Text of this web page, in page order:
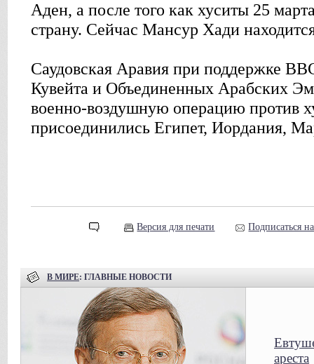
Аден, а после того как хуситы 25
страну. Сейчас Мансур Хади
Саудовская Аравия при поддержке
Кувейта и Объединенных Арабских
военно-воздушную операцию против
присоединились Египет, Иордания,
Версия для печати Подписаться
В МИРЕ: ГЛАВНЫЕ НОВОСТИ
ареста